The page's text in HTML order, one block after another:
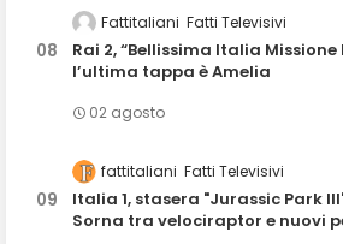
Fattitaliani Fatti Televisivi
Rai 2, “Bellissima Italia Missione
l’ultima tappa è Amelia
02 agosto
fattitaliani Fatti Televisivi
Italia 1, stasera "Jurassic Park
Sorna tra velociraptor e nuovi